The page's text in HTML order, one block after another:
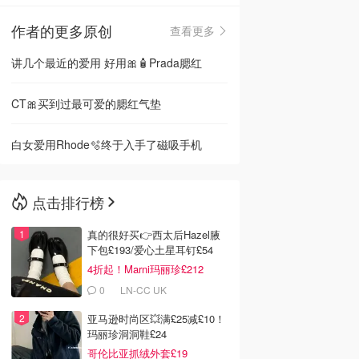
🇳🇿新西兰
作者的更多原创
查看更多
讲几个最近的爱用 好用🎀🧴Prada腮红
CT🎀买到过最可爱的腮红气垫
白女爱用Rhode🫧终于入手了磁吸手机
点击排行榜
真的很好买👉西太后Hazel腋
下包£193/爱心土星耳钉£54
4折起！Marni玛丽珍£212
0 LN-CC UK
亚马逊时尚区💥满£25减£10！
玛丽珍洞洞鞋£24
哥伦比亚抓绒外套£19